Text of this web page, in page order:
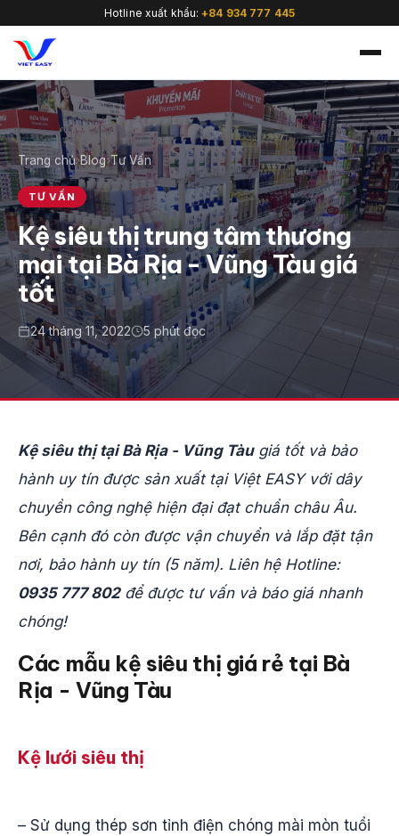
Hotline xuất khẩu:+84 934 777 445
🇻🇳
Trang chủ›Blog›Tư Vấn
TƯ VẤN
Kệ siêu thị trung tâm thương
mại tại Bà Rịa - Vũng Tàu giá
tốt
24 tháng 11, 2022 5 phút đọc
Kệ siêu thị tại Bà Rịa - Vũng Tàugiá tốt và bảo
hành uy tín được sản xuất tại Việt EASY với dây
chuyền công nghệ hiện đại đạt chuẩn châu Âu.
Bên cạnh đó còn được vận chuyển và lắp đặt tận
nơi, bảo hành uy tín (5 năm). Liên hệ Hotline:
0935 777 802để được tư vấn và báo giá nhanh
chóng!
Các mẫu kệ siêu thị giá rẻ tại Bà
Rịa - Vũng Tàu
Kệ lưới siêu thị
– Sử dụng thép sơn tỉnh điện chóng mài mòn tuổi